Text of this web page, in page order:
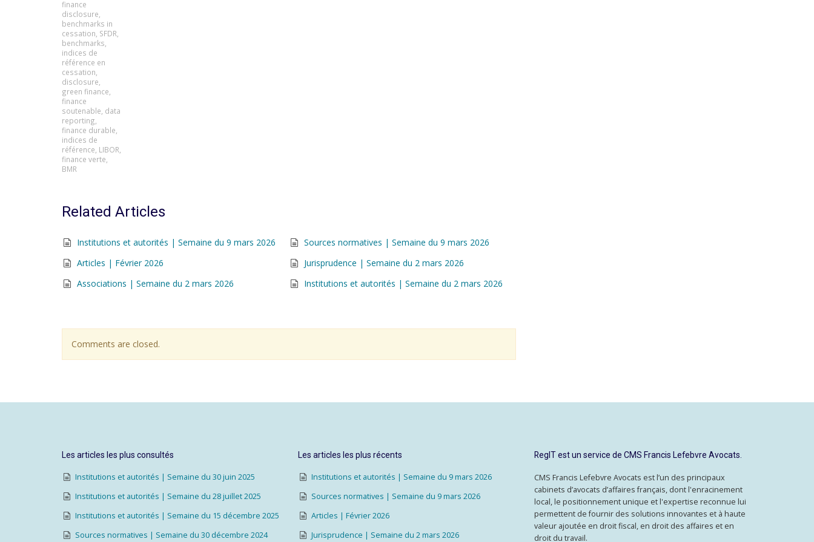
finance
disclosure
benchmarks in
cessation SFDR
benchmarks
indices de
référence en
cessation
disclosure
green finance
finance
soutenable data
reporting
finance durable
indices de
référence LIBOR
finance verte
BMR
Related Articles
Institutions et autorités | Semaine du 9 mars 2026
Sources normatives | Semaine du 9 mars 2026
Articles | Février 2026
Jurisprudence | Semaine du 2 mars 2026
Associations | Semaine du 2 mars 2026
Institutions et autorités | Semaine du 2 mars 2026
Comments are closed.
Les articles les plus consultés
Institutions et autorités | Semaine du 30 juin 2025
Institutions et autorités | Semaine du 28 juillet 2025
Institutions et autorités | Semaine du 15 décembre 2025
Sources normatives | Semaine du 30 décembre 2024
Les articles les plus récents
Institutions et autorités | Semaine du 9 mars 2026
Sources normatives | Semaine du 9 mars 2026
Articles | Février 2026
Jurisprudence | Semaine du 2 mars 2026
RegIT est un service de CMS Francis Lefebvre Avocats.
CMS Francis Lefebvre Avocats est l’un des principaux
cabinets d’avocats d’affaires français, dont l'enracinement
local, le positionnement unique et l'expertise reconnue lui
permettent de fournir des solutions innovantes et à haute
valeur ajoutée en droit fiscal, en droit des affaires et en
droit du travail.